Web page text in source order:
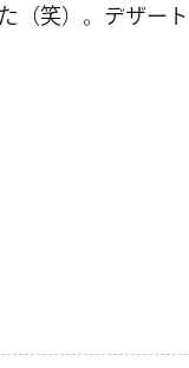
（笑）。デザー